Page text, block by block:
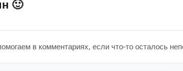
🙂
в комментариях, если что-то осталось